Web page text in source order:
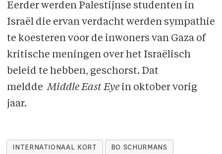
Eerder werden Palestijnse studenten in
Israël die ervan verdacht werden sympathie
te koesteren voor de inwoners van Gaza of
kritische meningen over het Israëlisch
beleid te hebben, geschorst. Dat
meldde Middle East Eyein oktober vorig
jaar.
INTERNATIONAAL KORT BO SCHURMANS